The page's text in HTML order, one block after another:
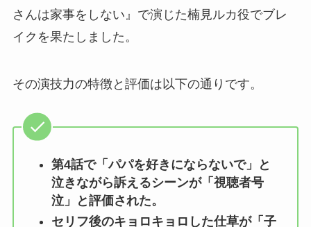
さんは家事をしない』で演じた楠見ルカ役でブレ
イクを果たしました。
その演技力の特徴と評価は以下の通りです。
第4話で「パパを好きにならないで」と
泣きながら訴えるシーンが「視聴者号
泣」と評価された。
セリフ後のキョロキョロした仕草が「子